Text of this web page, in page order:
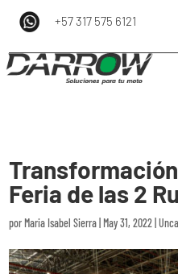
+57 317 575 6121
Feria de las 2
porMaria Isabel Sierra |May 31, 2022 |